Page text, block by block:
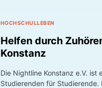
HOCHSCHULLEBEN
Helfen durch
Konstanz
Die Nightline Konstanz e.V. ist
Studierenden für Studierende.